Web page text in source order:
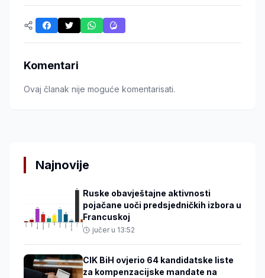
Komentari
Ovaj članak nije moguće komentarisati.
Najnovije
Ruske obavještajne aktivnosti
pojačane uoči predsjedničkih izbora u
Francuskoj
jučer u 13:52
CIK BiH ovjerio 64 kandidatske liste
za kompenzacijske mandate na